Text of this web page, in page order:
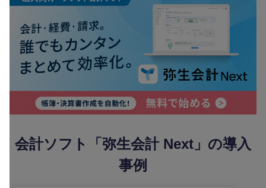
会計ソフト「弥生会計 Next」の導入
事例